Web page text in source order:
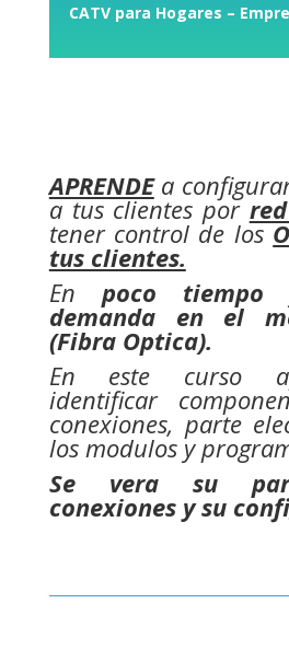
CATV para Hogares –
APRENDEa
a tus clientes por
tener control de los
tus clientes.
En poco tiempo
demanda en el
(Fibra Optica).
En este curso
identificar
conexiones, parte
los modulos y
Se vera su
conexiones y su